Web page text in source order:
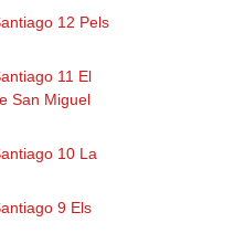
12 Pels
11 El
San Miguel
10 La
9 Els